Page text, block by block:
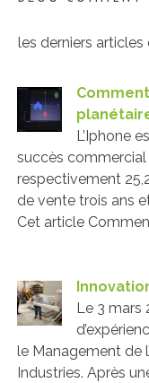
les derniers
L’Iphone
succès
respectivement
de vente trois ans
Cet article
Le 3 mars
le Management de
Industries. Après